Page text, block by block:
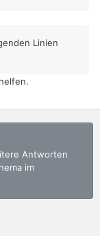
Linien
Antworten
im